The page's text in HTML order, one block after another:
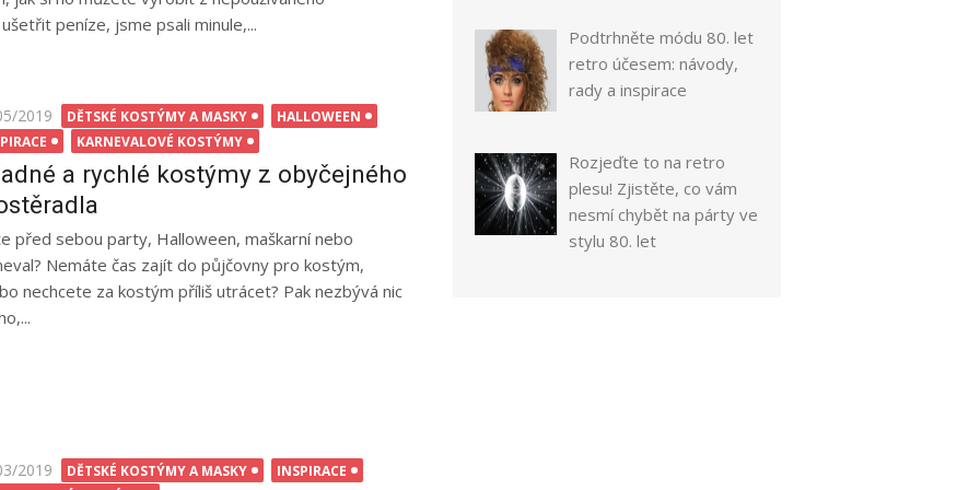
peníze, jsme psali minule,...
2019 DĚTSKÉ KOSTÝMY A MASKY
HALLOWEEN
KARNEVALOVÉ KOSTÝMY
a rychlé kostýmy z obyčejného
před sebou party, Halloween, maškarní nebo
Nemáte čas zajít do půjčovny pro kostým,
nechcete za kostým příliš utrácet? Pak nezbývá nic
2019 DĚTSKÉ KOSTÝMY A MASKY
INSPIRACE
Podtrhněte módu 80. let
retro účesem: návody,
rady a inspirace
Rozjeďte to na retro
plesu! Zjistěte, co vám
nesmí chybět na párty ve
stylu 80. let